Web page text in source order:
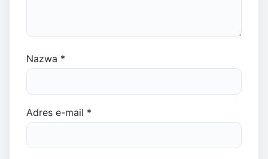
Nazwa *
Adres e-mail *